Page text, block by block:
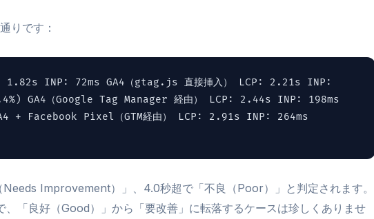
りです：
1.82s INP: 72ms GA4（gtag.js 直接挿入） LCP: 2.21s INP:
GA4（Google Tag Manager 経由） LCP: 2.44s INP: 198ms
+ Facebook Pixel（GTM経由） LCP: 2.91s INP: 264ms
Improvement）」、4.0秒超で「不良（Poor）」と判定されます。
「良好（Good）」から「要改善」に転落するケースは珍しくありませ